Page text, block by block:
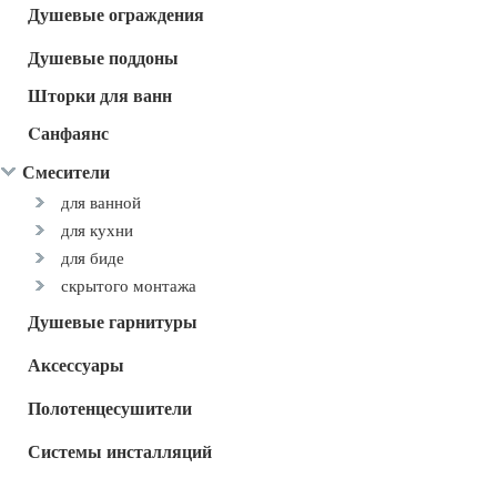
Душевые ограждения
Душевые поддоны
Шторки для ванн
Cанфаянс
Смесители
для ванной
для кухни
для биде
скрытого монтажа
Душевые гарнитуры
Аксессуары
Полотенцесушители
Системы инсталляций